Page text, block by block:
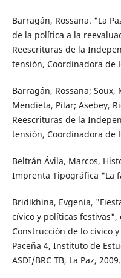
Barragán, Rossana. "La
de la política a la
Reescrituras de la
tensión, Coordinadora de
Barragán, Rossana; Soux,
Mendieta, Pilar; Asebey,
Reescrituras de la
tensión, Coordinadora de
Beltrán Ávila, Marcos,
Imprenta Tipográfica "La
Bridikhina, Evgenia,
cívico y políticas festivas",
Construcción de lo cívico
Paceña 4, Instituto de
ASDI/BRC TB, La Paz, 2009.